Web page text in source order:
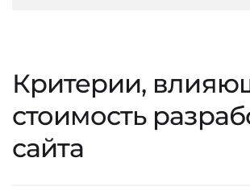
Критерии,
стоимость
сайта